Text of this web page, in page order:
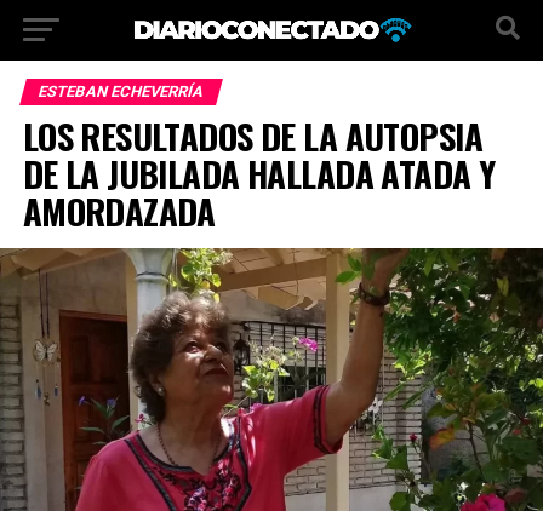
ESTEBAN ECHEVERRÍA
LOS RESULTADOS DE LA AUTOPSIA
DE LA JUBILADA HALLADA ATADA Y
AMORDAZADA